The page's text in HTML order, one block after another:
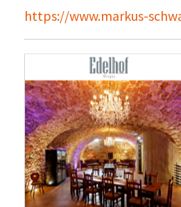
https://www.markus-